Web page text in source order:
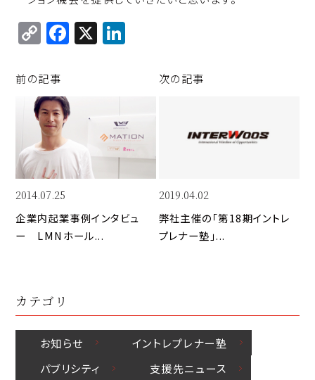
C
p
y
Li
n
k
F
e
b
o
o
X
d
I
n
前の記事
2014.07.25
企業内起業事例インタビュ
ー　LMNホール...
次の記事
2019.04.02
弊社主催の「第18期イントレ
プレナー塾」...
カテゴリ
お知らせ
イントレプレナー塾
パブリシティ
⽀援先ニュース